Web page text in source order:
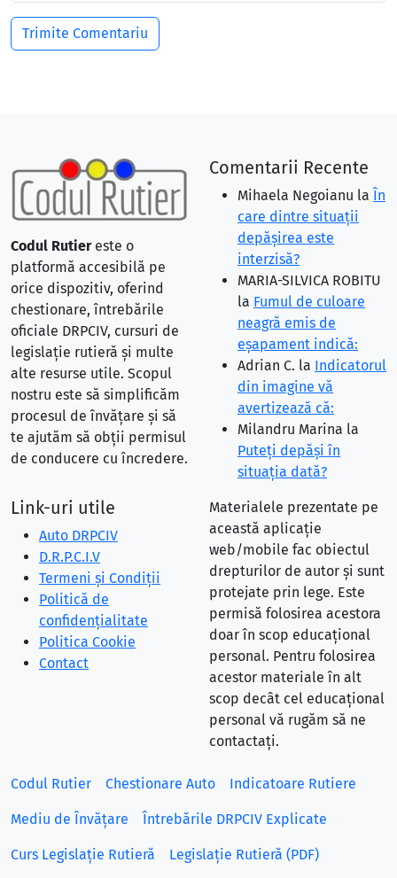
Codul Rutiereste o
platformă accesibilă pe
orice dispozitiv, oferind
chestionare, întrebările
oficiale DRPCIV, cursuri de
legislație rutieră și multe
alte resurse utile. Scopul
nostru este să simplificăm
procesul de învățare și să
te ajutăm să obții permisul
de conducere cu încredere.
Comentarii Recente
Mihaela Negoianu la În
care dintre situaţii
depăşirea este
interzisă?
MARIA-SILVICA ROBITU
la Fumul de culoare
neagră emis de
eşapament indică:
Adrian C. la Indicatorul
din imagine vă
avertizează că:
Milandru Marina la
Puteţi depăşi în
situaţia dată?
Link-uri utile
Auto DRPCIV
D.R.P.C.I.V
Termeni și Condiții
Politică de
confidențialitate
Politica Cookie
Contact
Materialele prezentate pe
această aplicație
web/mobile fac obiectul
drepturilor de autor și sunt
protejate prin lege. Este
permisă folosirea acestora
doar în scop educațional
personal. Pentru folosirea
acestor materiale în alt
scop decât cel educațional
personal vă rugăm să ne
contactați.
Codul Rutier Chestionare Auto Indicatoare Rutiere
Mediu de Învățare Întrebările DRPCIV Explicate
Curs Legislație Rutieră Legislație Rutieră (PDF)